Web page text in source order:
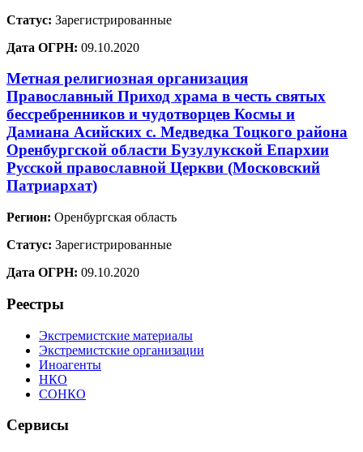
Статус: Зарегистрированные
Дата ОГРН: 09.10.2020
Метная религиозная организация
Православный Приход храма в честь святых
бессребренников и чудотворцев Космы и
Дамиана Асийских с. Медведка Тоцкого района
Оренбургской области Бузулукской Епархии
Русской православной Церкви (Московский
Патриархат)
Регион: Оренбургская область
Статус: Зарегистрированные
Дата ОГРН: 09.10.2020
Реестры
Экстремистские материалы
Экстремистские организации
Иноагенты
НКО
СОНКО
Сервисы